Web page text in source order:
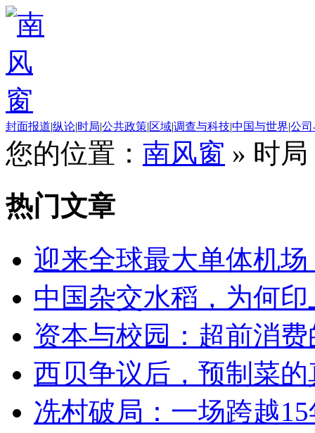
封面报道|纵论|时局|公共政策|区域|调查与科技|中国与世界|公
您的位置： 南风窗 » 时局
热门文章
迎来全球最大单体机
中国杂交水稻，为何
资本与校园：超前消
西贝争议后，预制菜
冼村破局：一场跨越